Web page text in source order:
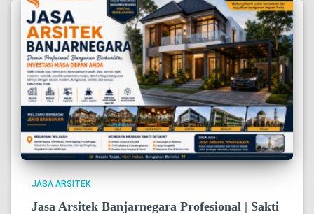
JASA ARSITEK
Jasa Arsitek Banjarnegara Profesional | Sakti